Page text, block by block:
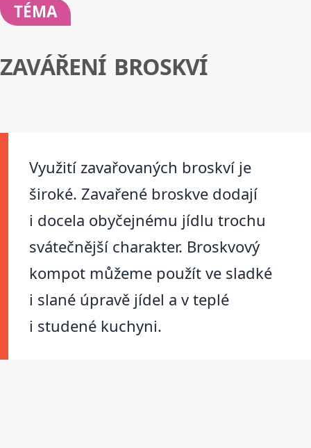
TÉMA
ZAVÁŘENÍ BROSKVÍ
Využití zavařovaných broskví je
široké. Zavařené broskve dodají
i docela obyčejnému jídlu trochu
svátečnější charakter. Broskvový
kompot můžeme použít ve sladké
i slané úpravě jídel a v teplé
i studené kuchyni.